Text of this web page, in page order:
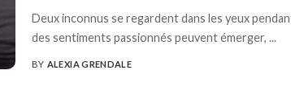
Deux inconnus se regardent dans les yeux
des sentiments passionnés peuvent émerger, ...
POSTED
BY ALEXIA GRENDALE